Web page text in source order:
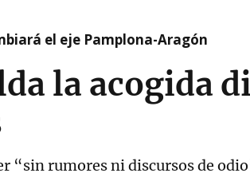
el eje Pamplona-Aragón
la acogida
“sin rumores ni discursos de